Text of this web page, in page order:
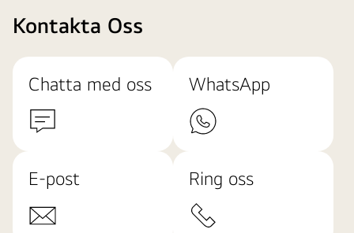
Kontakta Oss
Chatta med oss WhatsApp
E-post Ring oss